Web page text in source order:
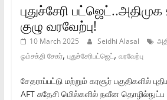
புதுச்சேரி பட்ஜெட்..அதிமுக
குழு வரவேற்பு!
10 March 2025 Seidhi Alasal
ஓம்சக்தி சேகர், புதுச்சேரிபட்ஜெட், வரவேற்பு
சேதராப்பட்டு மற்றும் கரசூர் பகுதிகளில்
AFT சுதேசி மெில்களில் நவீன தொழில்நுட்ப